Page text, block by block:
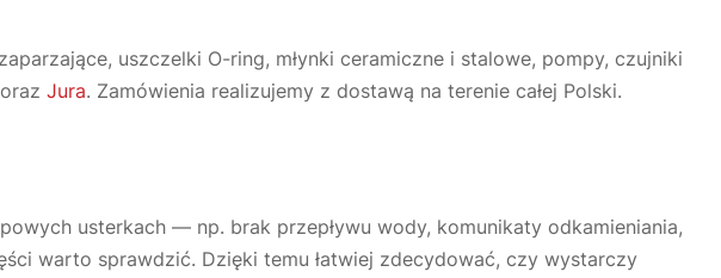
uszczelki O-ring, młynki ceramiczne i stalowe, pompy, czujniki
oraz Jura. Zamówienia realizujemy z dostawą na terenie całej Polski.
usterkach — np. brak przepływu wody, komunikaty odkamieniania,
warto sprawdzić. Dzięki temu łatwiej zdecydować, czy wystarczy